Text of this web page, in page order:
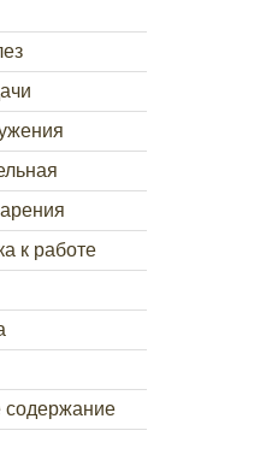
к работе
содержание